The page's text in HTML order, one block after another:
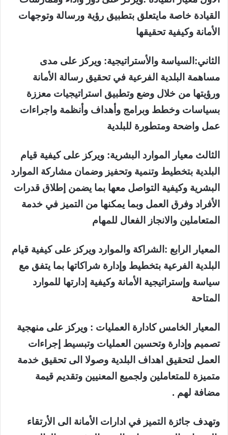
القيادة خاصة مايتعلق بتطبيق رؤية ورسالة وتوجهات
الأمانة وكيفية تحقيقها
الثاني:السياسة والأستراتيجية: ويركز على مدى
مساهمة البلدية الفرعية في تحقيق رسالة الأمانة
ورؤيتها من خلال وضع وتطبيق استراتيجيات معززة
بسياسات وخطط وبرامج وأهداف وأنظمة واجراءات
عمل واضحة ومتطورة للبلدية
الثالث معيار الموارد البشرية: ويركز على كيفية قيام
البلدية بتخطيط وتنمية وتحفيز وضمان مشاركة الموارد
البشرية وكيفية التواصل معها بما يضمن إطلاق قدرات
الأفراد وفرق العمل وبما يمكنها من التميز في خدمة
المتعاملين والانجاز الفعال للمهام
المعيار الرابع :الشراكة والموارد ويركز على كيفية قيام
البلدية الفرعية بتخطيط وإدارة شراكاتها بما يتفق مع
سياسة وإستراتيجية الأمانة وكيفية إدارتها للموارد
المتاحة
المعيار الخامس كادارة العمليات : ويركز على منهجية
تصميم وإدارة وتحسين العمليات وتبسيط إجراءات
العمل لتحقيق اهداف البلدية وصولا الى تحقيق خدمة
متميزة للمتعاملين ولجميع المعنيين وتقديم قيمة
مضافة لهم .
وتهدف جائزة التميز في ادارات الأمانة الى الأرتقاء